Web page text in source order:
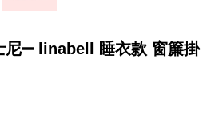
尼➖ linabell 睡衣款 窗簾掛